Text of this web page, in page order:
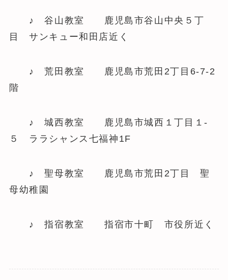
♪ 谷山教室 鹿児島市谷山中央５丁
目 サンキュー和田店近く
♪ 荒田教室 鹿児島市荒田2丁目6-7-2
階
♪ 城西教室 鹿児島市城西１丁目１-
５ ララシャンス七福神1F
♪ 聖母教室 鹿児島市荒田2丁目 聖
母幼稚園
♪ 指宿教室 指宿市十町 市役所近く